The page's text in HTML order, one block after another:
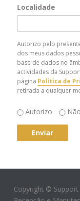
Localidade
Autorizo pelo
dos meus dados
base de dados no
actividades da
página Política de
retirada a qualquer
Comprovativo
Autorizo
Copyright ©